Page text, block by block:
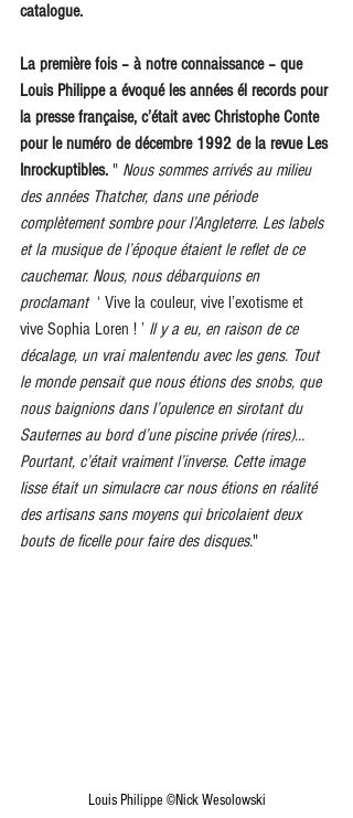
catalogue.
La première fois – à notre connaissance – que
Louis Philippe a évoqué les années él records pour
la presse française, c’était avec Christophe Conte
pour le numéro de décembre 1992 de la revue Les
Inrockuptibles. " Nous sommes arrivés au milieu
des années Thatcher, dans une période
complètement sombre pour l’Angleterre. Les labels
et la musique de l’époque étaient le reflet de ce
cauchemar. Nous, nous débarquions en
proclamant ‘ Vive la couleur, vive l’exotisme et
vive Sophia Loren ! ’ Il y a eu, en raison de ce
décalage, un vrai malentendu avec les gens. Tout
le monde pensait que nous étions des snobs, que
nous baignions dans l’opulence en sirotant du
Sauternes au bord d’une piscine privée (rires)…
Pourtant, c’était vraiment l’inverse. Cette image
lisse était un simulacre car nous étions en réalité
des artisans sans moyens qui bricolaient deux
bouts de ficelle pour faire des disques."
Louis Philippe ©Nick Wesolowski